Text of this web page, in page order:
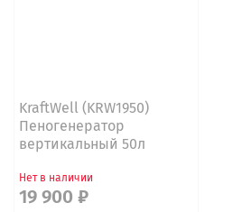
KraftWell (KRW1950)
Пеногенератор
вертикальный 50л
Нет в наличии
19 900 ₽